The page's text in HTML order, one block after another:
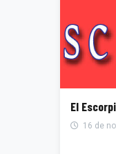
El
16 de